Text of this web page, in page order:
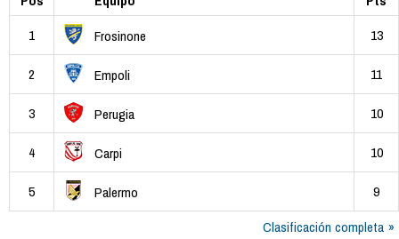
1
Frosinone 13
2 Empoli 11
3 Perugia 10
4 Carpi 10
5 Palermo
9
Clasificación completa